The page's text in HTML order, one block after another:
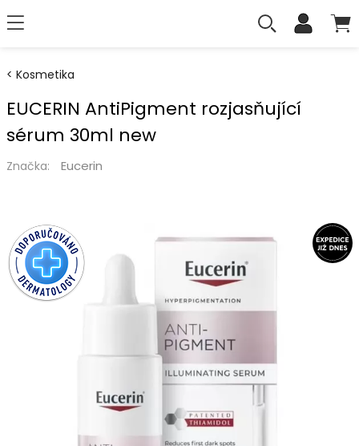
Kosmetika
EUCERIN AntiPigment rozjasňující
sérum 30ml new
Značka: Eucerin